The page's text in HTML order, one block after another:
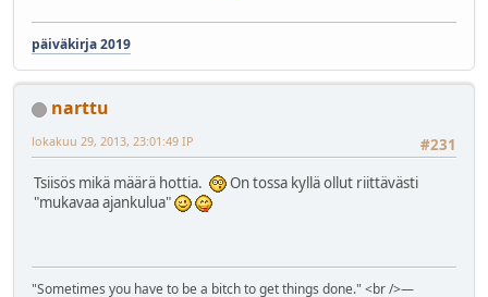
päiväkirja 2019
narttu
#231
lokakuu 29, 2013, 23:01:49 IP
Tsiisös mikä määrä hottia.
On tossa kyllä ollut riittävästi
"mukavaa ajankulua"
"Sometimes you have to be a bitch to get things done." <br />―